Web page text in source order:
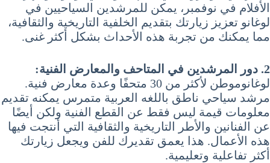
الأفلام في نوفمبر، يمكن للمرشدين السياحيين في
لوغانو تعزيز زيارتك بتقديم الخلفية التاريخية والثقافية،
مما يمكنك من تجربة هذه الأحداث بشكل أكثر غنى.
2. دور المرشدين في المتاحف والمعارض الفنية:
لوغانوموطن لأكثر من 30 متحفًا وعدة معارض فنية.
مرشد سياحي ناطق باللغه العربية متمرس يمكنه تقديم
معلومات قيمة ليس فقط عن القطع الفنية ولكن أيضًا
عن الفنانين والأطر التاريخية والثقافية التي أنتجت فيها
هذه الأعمال. هذا يعمق تقديرك للفن ويجعل زيارتك
أكثر تفاعلية وتعليمية.